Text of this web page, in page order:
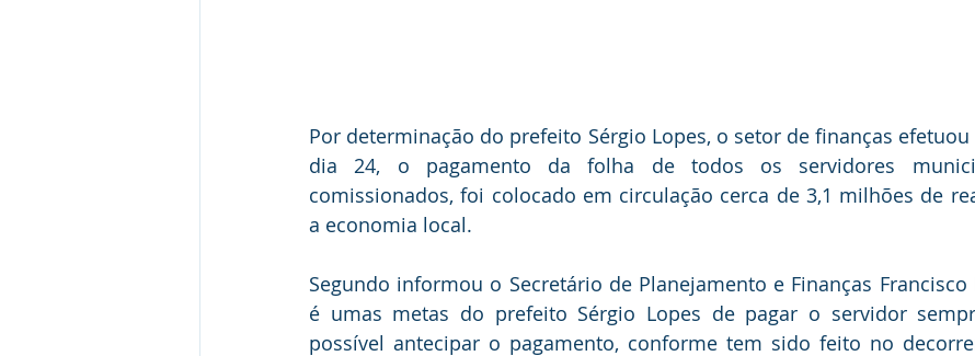
Por determinação do prefeito Sérgio Lopes, o setor de finanças
dia 24, o pagamento da folha de todos os servidores
comissionados, foi colocado em circulação cerca de 3,1 milhões de
a economia local.
Segundo informou o Secretário de Planejamento e Finanças Francisco
é umas metas do prefeito Sérgio Lopes de pagar o servidor
possível antecipar o pagamento, conforme tem sido feito no